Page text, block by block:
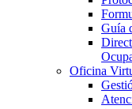
Guía
Oficina